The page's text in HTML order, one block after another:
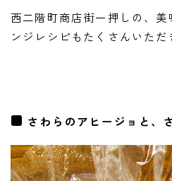
西二階町商店街一押しの、
ンジレシピもたくさんいただ
さわらのアヒージョと、